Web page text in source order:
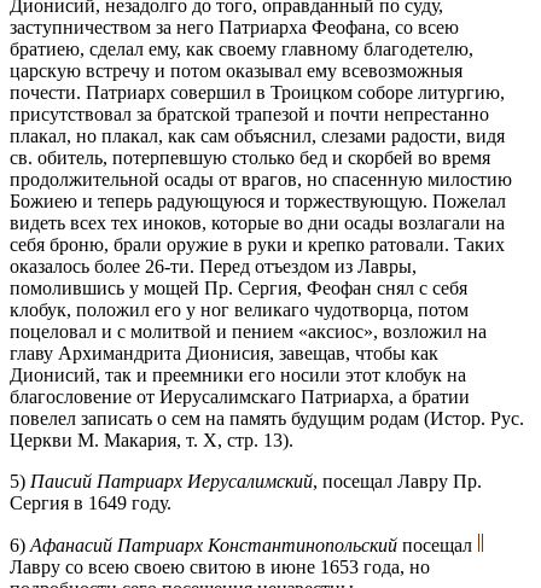
Дионисий, незадолго до того, оправданный по суду,
заступничеством за него Патриарха Феофана, со всею
братиею, сделал ему, как своему главному благодетелю,
царскую встречу и потом оказывал ему всевозможныя
почести. Патриарх совершил в Троицком соборе литургию,
присутствовал за братской трапезой и почти непрестанно
плакал, но плакал, как сам объяснил, слезами радости, видя
св. обитель, потерпевшую столько бед и скорбей во время
продолжительной осады от врагов, но спасенную милостию
Божиею и теперь радующуюся и торжествующую. Пожелал
видеть всех тех иноков, которые во дни осады возлагали на
себя броню, брали оружие в руки и крепко ратовали. Таких
оказалось более 26-ти. Перед отъездом из Лавры,
помолившись у мощей Пр. Сергия, Феофан снял с себя
клобук, положил его у ног великаго чудотворца, потом
поцеловал и с молитвой и пением «аксиос», возложил на
главу Архимандрита Дионисия, завещав, чтобы как
Дионисий, так и преемники его носили этот клобук на
благословение от Иерусалимскаго Патриарха, а братии
повелел записать о сем на память будущим родам (Истор. Рус.
Церкви М. Макария, т. X, стр. 13).
5) Паисий Патриарх Иерусалимский, посещал Лавру Пр.
Сергия в 1649 году.
6) Афанасий Патриарх Константинопольский посещал
Лавру со всею своею свитою в июне 1653 года, но